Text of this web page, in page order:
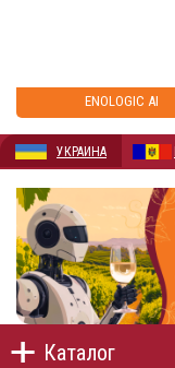
ENOLOGIC AI
УКРАИНА
Каталог